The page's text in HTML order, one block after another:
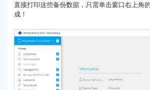
直接打印这些备份数据，只需单击窗口右上角
成！